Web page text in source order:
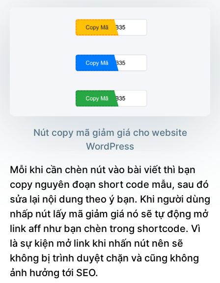
Nút copy mã giảm giá cho website
WordPress
Mỗi khi cần chèn nút vào bài viết thì bạn
copy nguyên đoạn short code mẫu, sau đó
sửa lại nội dung theo ý bạn. Khi người dùng
nhấp nút lấy mã giảm giá nó sẽ tự động mở
link aff như bạn chèn trong shortcode. Vì
là sự kiện mở link khi nhấn nút nên sẽ
không bị trình duyệt chặn và cũng không
ảnh hưởng tới SEO.